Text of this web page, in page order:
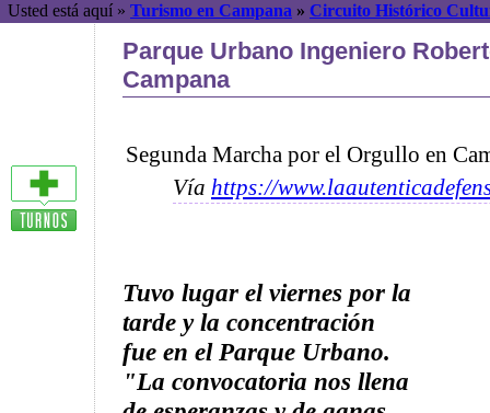
Usted está aquí » Turismo en Campana » Circuito Histórico
Parque Urbano Ingeniero
Campana
Segunda Marcha por el Orgullo en
Vía https://
Tuvo lugar el viernes por la
tarde y la concentración
fue en el Parque Urbano.
"La convocatoria nos llena